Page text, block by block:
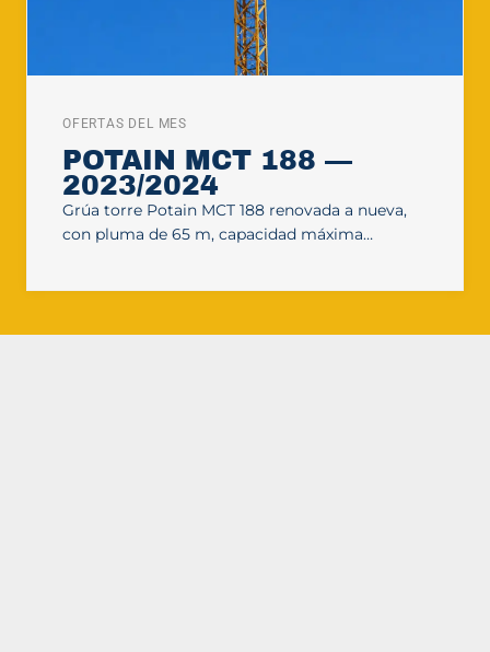
OFERTAS DEL MES
POTAIN MCT 188 —
2023/2024
Grúa torre Potain MCT 188 renovada a nueva,
con pluma de 65 m, capacidad máxima…